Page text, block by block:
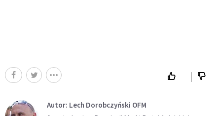
Autor: Lech Dorobczyński OFM